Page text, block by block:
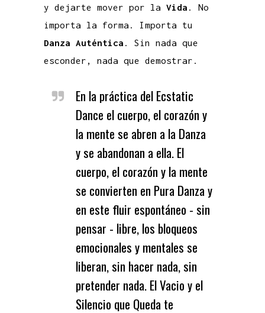
y dejarte mover por la Vida . No
importa la forma. Importa tu
Danza Auténtica . Sin nada que
esconder, nada que demostrar.
En la práctica del Ecstatic
Dance el cuerpo, el corazón y
la mente se abren a la Danza
y se abandonan a ella. El
cuerpo, el corazón y la mente
se convierten en Pura Danza y
en este fluir espontáneo - sin
pensar - libre, los bloqueos
emocionales y mentales se
liberan, sin hacer nada, sin
pretender nada. El Vacio y el
Silencio que Queda te